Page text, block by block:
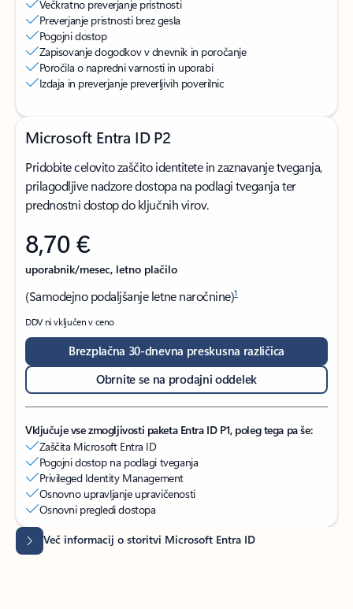
Večkratno preverjanje pristnosti
Preverjanje pristnosti brez gesla
Pogojni dostop
Zapisovanje dogodkov v dnevnik in poročanje
Poročila o napredni varnosti in uporabi
Izdaja in preverjanje preverljivih poverilnic
Microsoft Entra ID P2
Pridobite celovito zaščito identitete in zaznavanje tveganja,
prilagodljive nadzore dostopa na podlagi tveganja ter
prednostni dostop do ključnih virov.
8,70 €
uporabnik/mesec, letno plačilo
(Samodejno podaljšanje letne naročnine)1
DDV ni vključen v ceno
Brezplačna 30-dnevna preskusna različica
Obrnite se na prodajni oddelek
Vključuje vse zmogljivosti paketa Entra ID P1, poleg tega pa še:
Zaščita Microsoft Entra ID
Pogojni dostop na podlagi tveganja
Privileged Identity Management
Osnovno upravljanje upravičenosti
Osnovni pregledi dostopa
Več informacij o storitvi Microsoft Entra ID